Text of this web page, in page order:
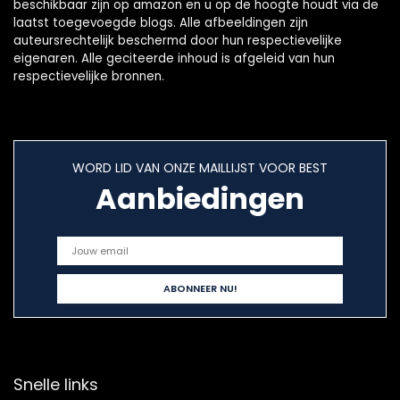
beschikbaar zijn op amazon en u op de hoogte houdt via de
laatst toegevoegde blogs. Alle afbeeldingen zijn
auteursrechtelijk beschermd door hun respectievelijke
eigenaren. Alle geciteerde inhoud is afgeleid van hun
respectievelijke bronnen.
WORD LID VAN ONZE MAILLIJST VOOR BEST
Aanbiedingen
Snelle links